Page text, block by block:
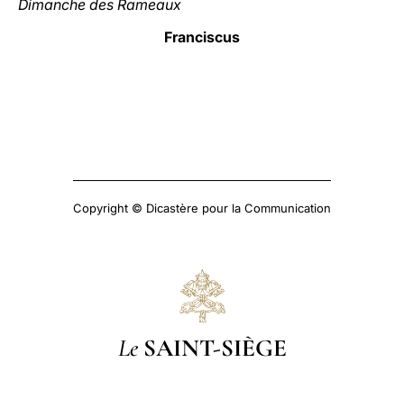
Dimanche des Rameaux
Franciscus
Copyright © Dicastère pour la Communication
Le SAINT-SIÈGE